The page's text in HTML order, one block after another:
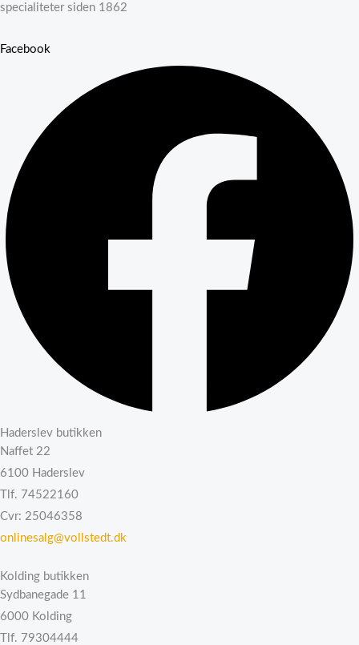
specialiteter siden 1862
Facebook
Haderslev butikken
Naffet 22
6100 Haderslev
Tlf. 74522160
Cvr: 25046358
onlinesalg@vollstedt.dk
Kolding butikken
Sydbanegade 11
6000 Kolding
Tlf. 79304444